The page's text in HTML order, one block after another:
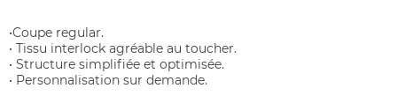
•Coupe regular.
• Tissu interlock agréable au toucher.
• Structure simplifiée et optimisée.
• Personnalisation sur demande.